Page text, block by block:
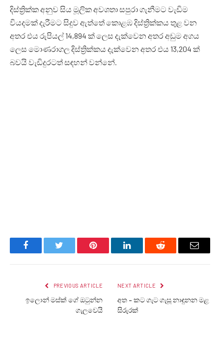
දිස්ත්‍රික්ක අනුව සිය මූලික අවශතා සපුරා ගැනීමට වැඩිම
වියදමක් දැරීමට සිදුව ඇත්තේ කොළඹ දිස්ත්‍රික්කය තුළ වන
අතර එය රුපියල් 14,894 ක් ලෙස දැක්වෙන අතර අඩුම අගය
ලෙස මොණරාගල දිස්ත්‍රික්කය දැක්වෙන අතර එය 13,204 ක්
බවයි වැඩිදුරටත් සඳහන් වන්නේ.
FacebookTwitter Pinterest LinkedInReddit Email
PREVIOUS ARTICLE
ඉලොන් මස්ක් ගේ ඔටුන්න
ගැලවෙයි
NEXT ARTICLE
අත – කට ගැට ගැසූ නාඳුනන මළ
සිරුරක්